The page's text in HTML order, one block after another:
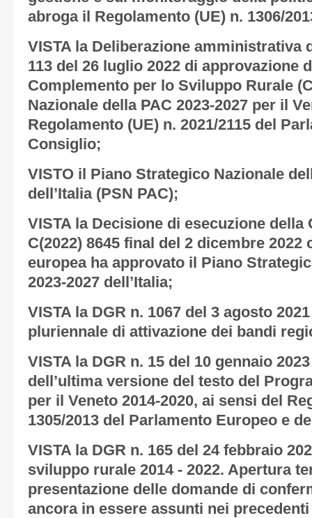
abroga il Regolamento (UE) n. 1306/
VISTA la Deliberazione amministrativa
113 del 26 luglio 2022 di approvazione
Complemento per lo Sviluppo Rurale
Nazionale della PAC 2023-2027 per il
Regolamento (UE) n. 2021/2115 del
Consiglio;
VISTO il Piano Strategico Nazionale
dell’Italia (PSN PAC);
VISTA la Decisione di esecuzione
C(2022) 8645 final del 2 dicembre
europea ha approvato il Piano
2023-2027 dell’Italia;
VISTA la DGR n. 1067 del 3 agosto
pluriennale di attivazione dei bandi
VISTA la DGR n. 15 del 10 gennaio
dell’ultima versione del testo del
per il Veneto 2014-2020, ai sensi del
1305/2013 del Parlamento Europeo e
VISTA la DGR n. 165 del 24 febbraio
sviluppo rurale 2014 - 2022. Apertura
presentazione delle domande di
ancora in essere assunti nei